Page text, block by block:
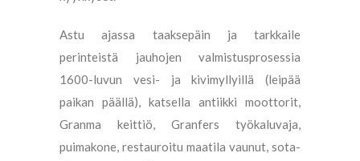
Astu ajassa taaksepäin ja tarkkaile
perinteistä jauhojen valmistusprosessia
1600-luvun vesi- ja kivimyllyillä (leipää
paikan päällä), katsella antiikki moottorit,
Granma keittiö, Granfers työkaluvaja,
puimakone, restauroitu maatila vaunut, sota-